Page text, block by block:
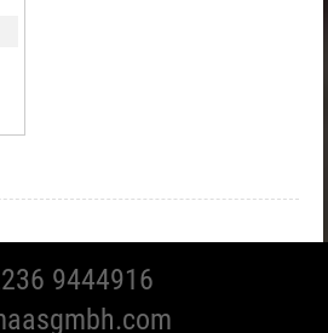
9444916